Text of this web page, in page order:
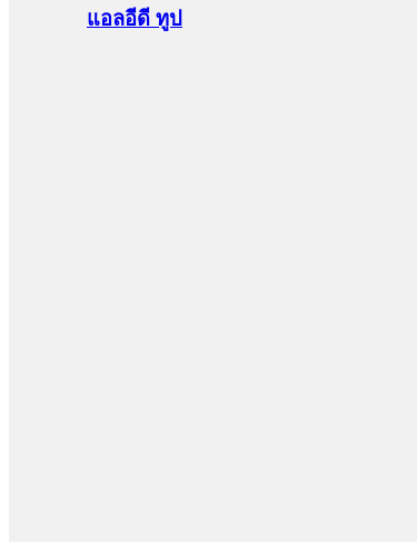
แอลอีดี ทูป